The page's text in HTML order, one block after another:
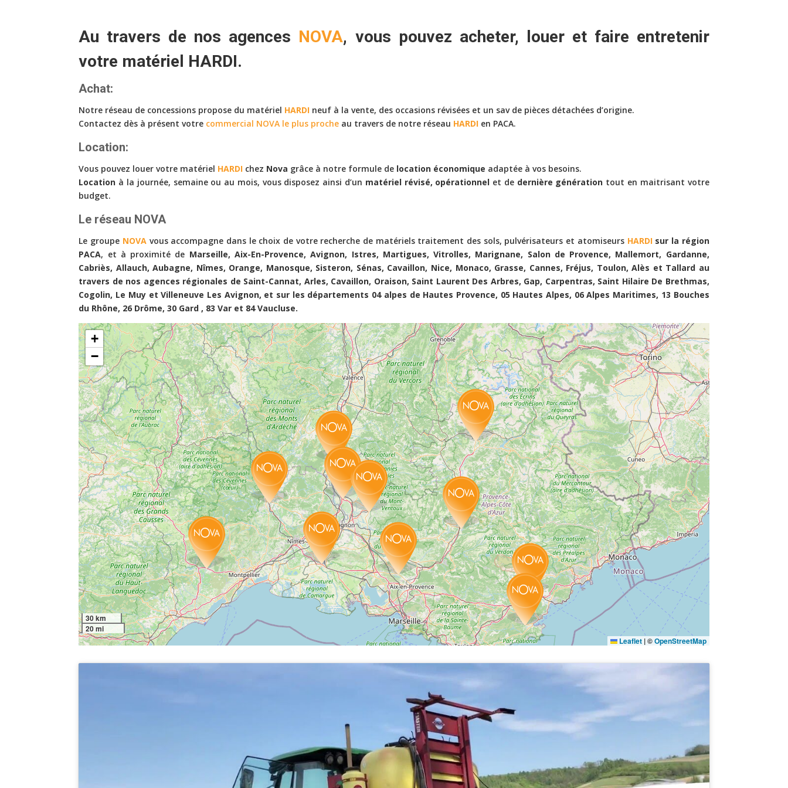
Au travers de nos agences NOVA, vous pouvez acheter, loueret faire entretenir
votre matériel HARDI.
Achat:
Notre réseau de concessions propose du matériel HARDI neuf à la vente, des occasions révisées et un sav de pièces détachées d’origine.
Contactez dès à présent votre commercial NOVA le plus proche au travers de notre réseau HARDI en PACA.
Location:
Vous pouvez louer votre matériel HARDI chez Nova grâce à notre formule de location économique adaptée à vos besoins.
Location à la journée, semaine ou au mois, vous disposez ainsi d’un matériel révisé, opérationnel et de dernière génération tout en maitrisant votre
budget.
Le réseau NOVA
Le groupe NOVA vous accompagne dans le choix de votre recherche de matériels traitement des sols, pulvérisateurs et atomiseurs HARDIsur la région
PACA, et à proximité de Marseille, Aix-En-Provence, Avignon, Istres, Martigues, Vitrolles, Marignane, Salon de Provence, Mallemort, Gardanne,
Cabriès, Allauch, Aubagne, Nîmes, Orange, Manosque, Sisteron, Sénas, Cavaillon, Nice, Monaco, Grasse, Cannes, Fréjus, Toulon, Alès et Tallard au
travers de nos agences régionales de Saint-Cannat, Arles, Cavaillon, Oraison, Saint Laurent Des Arbres, Gap, Carpentras, Saint Hilaire De Brethmas,
Cogolin, Le Muy et Villeneuve Les Avignon, et sur les départements 04 alpes de Hautes Provence, 05 Hautes Alpes, 06 Alpes Maritimes, 13 Bouches
du Rhône, 26 Drôme, 30 Gard , 83 Var et 84 Vaucluse.
+
−
30 km
20 mi
Leaflet |©OpenStreetMap